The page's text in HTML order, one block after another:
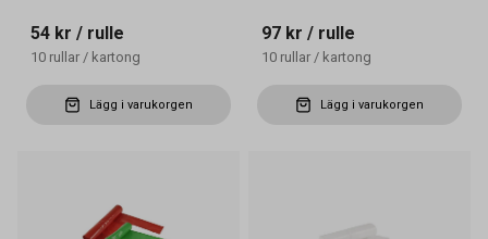
54 kr / rulle
10 rullar / kartong
Lägg i varukorgen
97 kr / rulle
10 rullar / kartong
Lägg i varukorgen